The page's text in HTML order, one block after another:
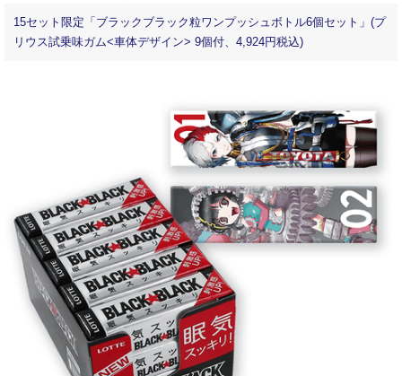
15セット限定「ブラックブラック粒ワンプッシュボトル6個セット」(プ
リウス試乗味ガム<車体デザイン> 9個付、4,924円税込)